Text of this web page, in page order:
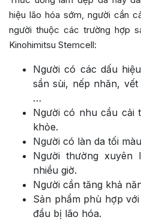
hiệu lão hóa sớm, người cần
người thuộc các trường hợp
Kinohimitsu Stemcell:
Người có các dấu
sần sùi, nếp nhăn,
…
Người có nhu cầu cải
khỏe.
Người có làn da tối
Người thường xuyên
nhiều giờ.
Người cần tăng khả
Sản phẩm phù hợp
đầu bị lão hóa.